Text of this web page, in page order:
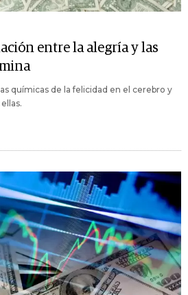
entre la alegría y las
químicas de la felicidad en el cerebro y